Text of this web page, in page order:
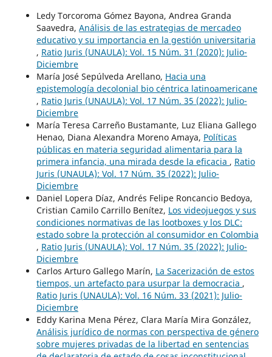
Ledy Torcoroma Gómez Bayona, Andrea Granda
Saavedra, Análisis de las estrategias de mercadeo
educativo y su importancia en la gestión universitaria
, Ratio Juris (UNAULA): Vol. 15 Núm. 31 (2020): Julio-
Diciembre
María José Sepúlveda Arellano, Hacia una
epistemología decolonial bio céntrica latinoamericane
, Ratio Juris (UNAULA): Vol. 17 Núm. 35 (2022): Julio-
Diciembre
María Teresa Carreño Bustamante, Luz Eliana Gallego
Henao, Diana Alexandra Moreno Amaya, Políticas
públicas en materia seguridad alimentaria para la
primera infancia, una mirada desde la eficacia , Ratio
Juris (UNAULA): Vol. 17 Núm. 35 (2022): Julio-
Diciembre
Daniel Lopera Díaz, Andrés Felipe Roncancio Bedoya,
Cristian Camilo Carrillo Benítez, Los videojuegos y sus
condiciones normativas de las lootboxes y los DLC:
estado sobre la protección al consumidor en Colombia
, Ratio Juris (UNAULA): Vol. 17 Núm. 35 (2022): Julio-
Diciembre
Carlos Arturo Gallego Marín, La Sacerización de estos
tiempos, un artefacto para usurpar la democracia ,
Ratio Juris (UNAULA): Vol. 16 Núm. 33 (2021): Julio-
Diciembre
Eddy Karina Mena Pérez, Clara María Mira González,
Análisis jurídico de normas con perspectiva de género
sobre mujeres privadas de la libertad en sentencias